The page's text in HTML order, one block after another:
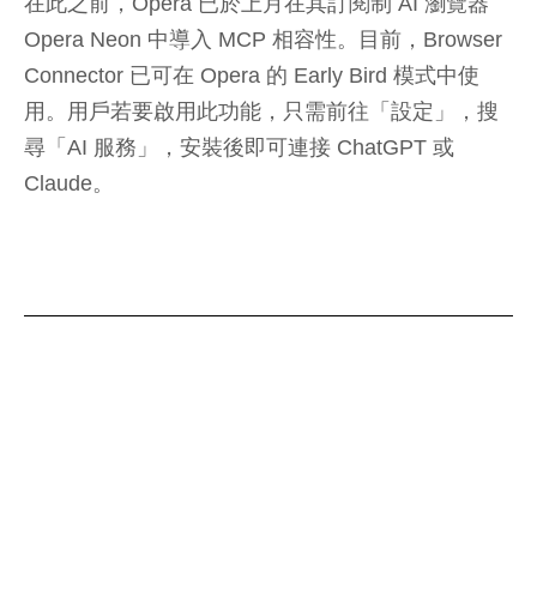
Opera Neon 中導入 MCP 相容性。目前，Browser
Connector 已可在 Opera 的 Early Bird 模式中使
用。用戶若要啟用此功能，只需前往「設定」，搜
尋「AI 服務」，安裝後即可連接 ChatGPT 或
Claude。